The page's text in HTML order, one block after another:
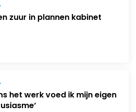
zuur in plannen kabinet
het werk voed ik mijn eigen